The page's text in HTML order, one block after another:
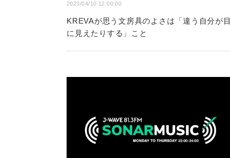
2023/04/10 12:00:00
KREVAが思う文房具のよさは「違う自分が目
に見えたりする」こと